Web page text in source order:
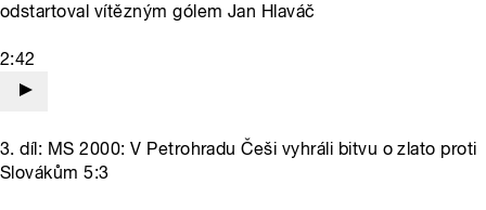
odstartoval vítězným gólem Jan Hlaváč
2:42
3. díl: MS 2000: V Petrohradu Češi vyhráli bitvu o zlato proti
Slovákům 5:3